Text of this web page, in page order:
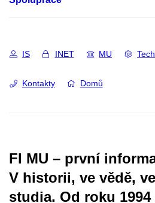
IS INET MU
Kontakty Domů
FI MU – první
V historii, ve vědě,
studia. Od roku